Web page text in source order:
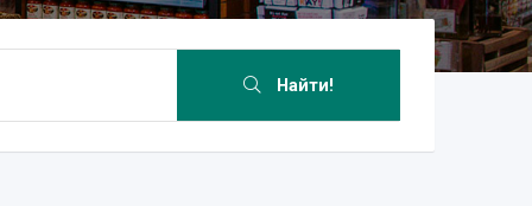
Найти!